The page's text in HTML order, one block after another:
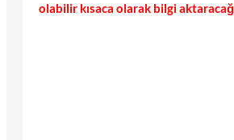
olabilir kısaca olarak bilgi